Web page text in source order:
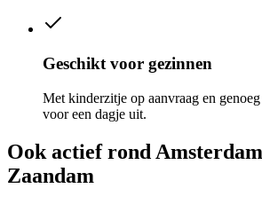
Geschikt voor gezinnen
Met kinderzitje op aanvraag en
voor een dagje uit.
Ook actief rond
Zaandam